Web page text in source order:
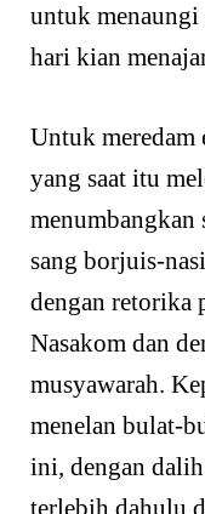
untuk menaungi
hari kian
Untuk meredam
yang saat itu
menumbangkan
sang borjuis-
dengan retorika
Nasakom dan
musyawarah.
menelan bulat-
ini, dengan
terlebih dahulu